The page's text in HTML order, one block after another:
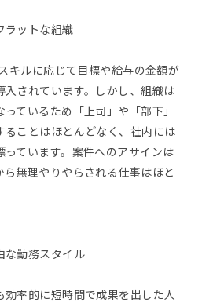
ットな組織
キルに応じて目標や給与の金額が
されています。しかし、組織は
ているため「上司」や「部下」
ることはほとんどなく、社内には
ています。案件へのアサインは
無理やりやらされる仕事はほと
勤務スタイル
効率的に短時間で成果を出した人